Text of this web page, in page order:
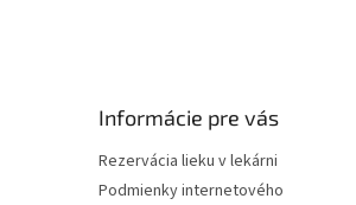
Informácie pre vás
Rezervácia lieku v lekárni
Podmienky internetového